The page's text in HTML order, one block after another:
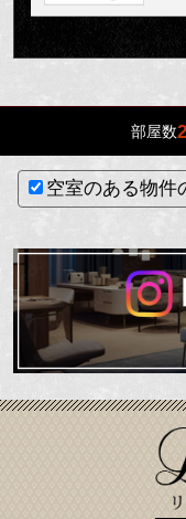
部屋数2
空室のある物件